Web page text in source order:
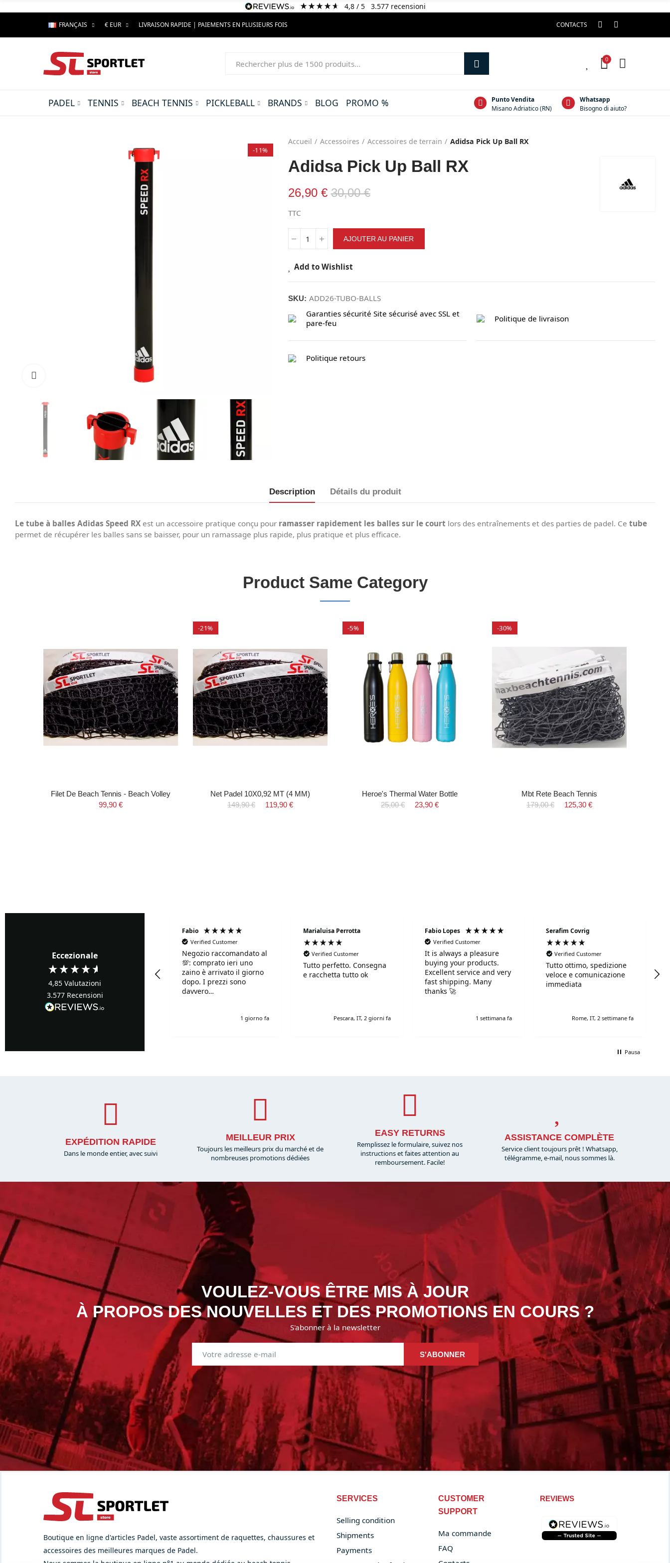
4,8/ 5 3.577 recensioni
FRANÇAIS € EUR LIVRAISON RAPIDE | PAIEMENTS EN PLUSIEURS FOIS CONTACTS
0
PADEL TENNIS BEACH TENNIS PICKLEBALL BRANDS BLOG PROMO %
Punto Vendita
Misano Adriatico (RN)
Whatsapp
Bisogno di aiuto?
-11%
Accueil Accessoires Accessoires de terrain Adidsa Pick Up Ball RX
Adidsa Pick Up Ball RX
26,90 €30,00 €
TTC
AJOUTER AU PANIER
Add to Wishlist
SKU: ADD26-TUBO-BALLS
Garanties sécurité Site sécurisé avec SSL et
pare-feu
Politique de livraison
Politique retours
Description Détails du produit
Le tube à balles Adidas Speed RX est un accessoire pratique conçu pour ramasser rapidement les balles sur le court lors des entraînements et des parties de padel. Ce tube
permet de récupérer les balles sans se baisser, pour un ramassage plus rapide, plus pratique et plus efficace.
Product Same Category
Filet De Beach Tennis - Beach Volley
99,90 €
-21%
Net Padel 10X0,92 MT (4 MM)
149,90 €
119,90 €
-5%
Heroe's Thermal Water Bottle
25,00 €
23,90 €
-30%
Mbt Rete Beach Tennis
179,00 €
125,30 €
Eccezionale
4,85 Valutazioni
3.577 Recensioni
Verified Customer
Precisi ...buoni prezzi
Fabio
Verified Customer
Negozio raccomandato al
💯: comprato ieri uno
zaino è arrivato il giorno
dopo. I prezzi sono
davvero
disponibilissimi. Grazie
1 giorno fa
Marialuisa Perrotta
Verified Customer
Tutto perfetto. Consegna
e racchetta tutto ok
Pescara, IT, 2 giorni fa
Fabio Lopes
Verified Customer
It is always a pleasure
buying your products.
Excellent service and very
fast shipping. Many
thanks 🚀
1 settimana fa
Serafim Covrig
Verified Customer
Tutto ottimo, spedizione
veloce e comunicazione
immediata
Rome, IT, 2 settimane fa
Pausa
EXPÉDITION RAPIDE
Dans le monde entier, avec suivi
MEILLEUR PRIX
Toujours les meilleurs prix du marché et de
nombreuses promotions dédiées
EASY RETURNS
Remplissez le formulaire, suivez nos
instructions et faites attention au
remboursement. Facile!
ASSISTANCE COMPLÈTE
Service client toujours prêt ! Whatsapp,
télégramme, e-mail, nous sommes là.​
VOULEZ-VOUS ÊTRE MIS À JOUR
À PROPOS DES NOUVELLES ET DES PROMOTIONS EN COURS ?
S'abonner à la newsletter
S'ABONNER
Boutique en ligne d'articles Padel, vaste assortiment de raquettes, chaussures et
accessoires des meilleures marques de Padel.
SERVICES
Selling condition
Shipments
Payments
CUSTOMER
SUPPORT
Ma commande
FAQ
REVIEWS